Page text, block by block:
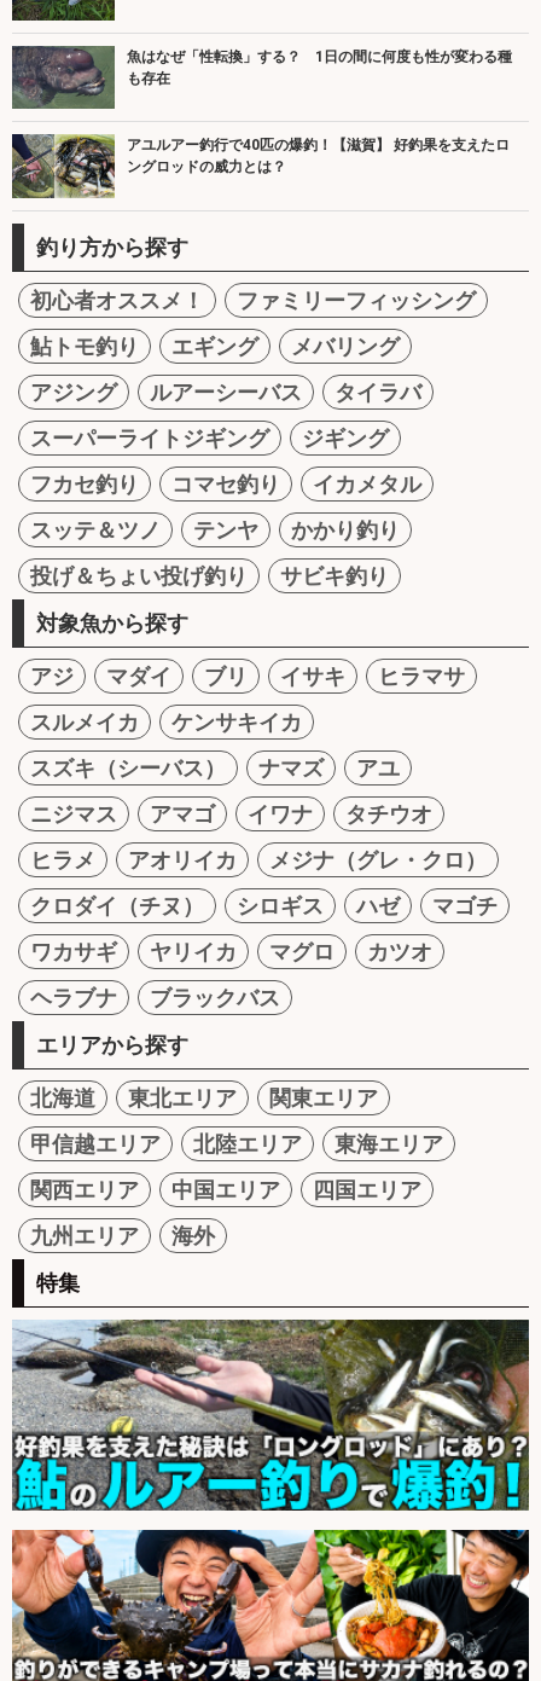
魚はなぜ「性転換」する？ 1日の間に何度も性が変わる種
も存在
アユルアー釣行で40匹の爆釣！【滋賀】 好釣果を支えたロ
ングロッドの威力とは？
釣り方から探す
初心者オススメ！
ファミリーフィッシング
鮎トモ釣り
エギング
メバリング
アジング
ルアーシーバス
タイラバ
スーパーライトジギング
ジギング
フカセ釣り
コマセ釣り
イカメタル
スッテ＆ツノ
テンヤ
かかり釣り
投げ＆ちょい投げ釣り
サビキ釣り
対象魚から探す
アジ マダイ ブリ イサキ
ヒラマサ
スルメイカ
ケンサキイカ
スズキ（シーバス）
ナマズ
アユ
ニジマス
アマゴ イワナ
タチウオ
ヒラメ
アオリイカ
メジナ（グレ・クロ）
クロダイ（チヌ）
シロギス ハゼ
マゴチ
ワカサギ
ヤリイカ マグロ
カツオ
ヘラブナ
ブラックバス
エリアから探す
北海道 東北エリア
関東エリア
甲信越エリア
北陸エリア
東海エリア
関西エリア
中国エリア
四国エリア
九州エリア
海外
特集